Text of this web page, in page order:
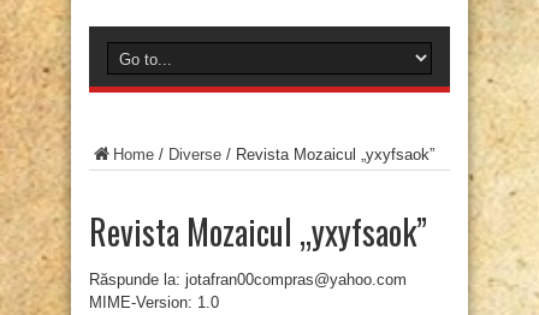
Home / Diverse / Revista Mozaicul „yxyfsaok”
Revista Mozaicul „yxyfsaok”
Răspunde la: jotafran00compras@yahoo.com
MIME-Version: 1.0